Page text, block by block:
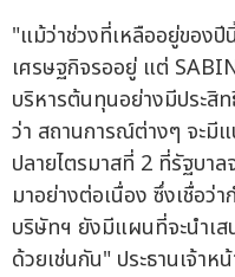
"แม้ว่าช่วงที่เหลืออยู่ของ
เศรษฐกิจรออยู่ แต่
บริหารต้นทุนอย่างมีประสิ
ว่า สถานการณ์ต่างๆ จะมี
ปลายไตรมาสที่ 2 ที่รัฐบา
มาอย่างต่อเนื่อง ซึ่งเชื่อว่
บริษัทฯ ยังมีแผนที่จะนำเ
ด้วยเช่นกัน" ประธานเจ้า